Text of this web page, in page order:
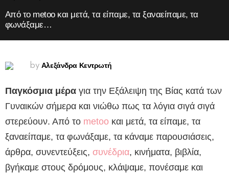
Από το metoo και μετά, τα είπαμε, τα ξαναείπαμε, τα
φωνάξαμε…
by Αλεξάνδρα Κεντρωτή
Παγκόσμια μέρα για την Εξάλειψη της Βίας κατά των
Γυναικών σήμερα και νιώθω πως τα λόγια σιγά σιγά
στερεύουν. Από το metoo και μετά, τα είπαμε, τα
ξαναείπαμε, τα φωνάξαμε, τα κάναμε παρουσιάσεις,
άρθρα, συνεντεύξεις, συνέδρια, κινήματα, βιβλία,
βγήκαμε στους δρόμους, κλάψαμε, πονέσαμε και